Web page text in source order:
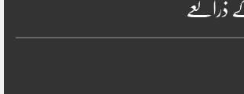
ذرائعے